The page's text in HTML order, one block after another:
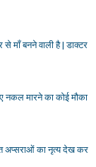
से माँ बनने वाली है | डाक्टर
नकल मारने का कोई मौका
अप्सराओं का नृत्य देख कर